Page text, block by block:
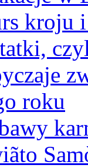
kroju i
roku